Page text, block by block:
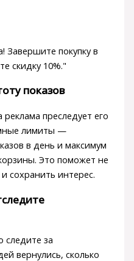
Завершите покупку в
скидку 10%."
показов
преследует его
лимиты —
в день и максимум
Это поможет не
сохранить интерес.
следите за
вернулись, сколько